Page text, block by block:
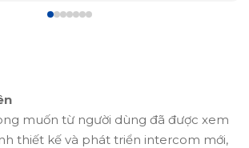
muốn từ người dùng đã được xem
thiết kế và phát triển intercom mới,